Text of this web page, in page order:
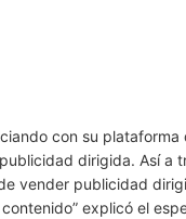
con su
dirigida. Así a
vender publicidad
explicó el